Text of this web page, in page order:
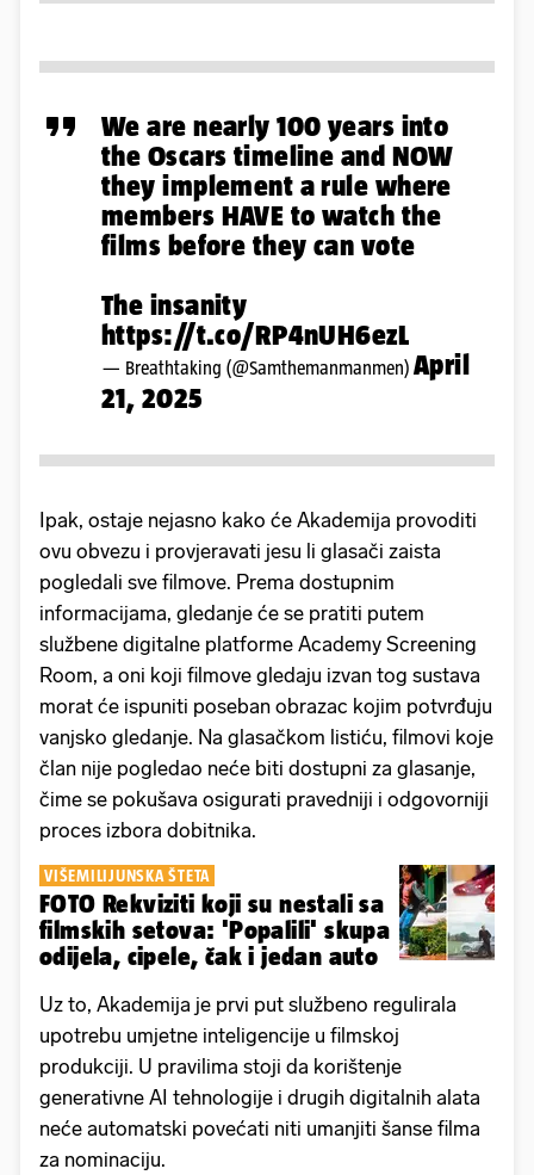
We are nearly 100 years into
the Oscars timeline and NOW
they implement a rule where
members HAVE to watch the
films before they can vote
The insanity
https://t.co/RP4nUH6ezL
— Breathtaking (@Samthemanmanmen) April
21, 2025
Ipak, ostaje nejasno kako će Akademija provoditi
ovu obvezu i provjeravati jesu li glasači zaista
pogledali sve filmove. Prema dostupnim
informacijama, gledanje će se pratiti putem
službene digitalne platforme Academy Screening
Room, a oni koji filmove gledaju izvan tog sustava
morat će ispuniti poseban obrazac kojim potvrđuju
vanjsko gledanje. Na glasačkom listiću, filmovi koje
član nije pogledao neće biti dostupni za glasanje,
čime se pokušava osigurati pravedniji i odgovorniji
proces izbora dobitnika.
VIŠEMILIJUNSKA ŠTETA
FOTO Rekviziti koji su nestali sa
filmskih setova: 'Popalili' skupa
odijela, cipele, čak i jedan auto
Uz to, Akademija je prvi put službeno regulirala
upotrebu umjetne inteligencije u filmskoj
produkciji. U pravilima stoji da korištenje
generativne AI tehnologije i drugih digitalnih alata
neće automatski povećati niti umanjiti šanse filma
za nominaciju.